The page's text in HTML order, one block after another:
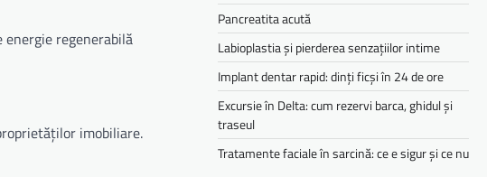
regenerabilă
imobiliare.
Pancreatita acută
Labioplastia și pierderea senzațiilor intime
Implant dentar rapid: dinți ficși în 24 de ore
Excursie în Delta: cum rezervi barca, ghidul și
traseul
Tratamente faciale în sarcină: ce e sigur și ce nu